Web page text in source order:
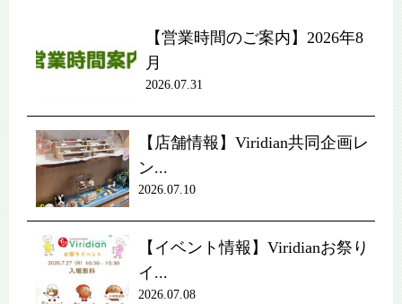
【営業時間のご案内】2026年8
月
2026.07.31
【店舗情報】Viridian共同企画レ
ン...
2026.07.10
【イベント情報】Viridianお祭り
イ...
2026.07.08